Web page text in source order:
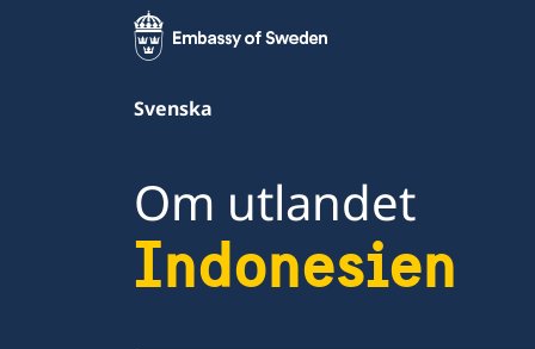
Svenska
Om utlandet
Indonesien